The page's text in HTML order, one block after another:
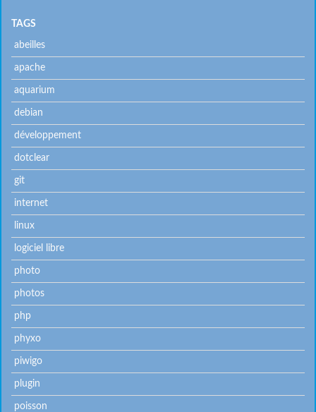
TAGS
abeilles
apache
aquarium
debian
développement
dotclear
git
internet
linux
logiciel libre
photo
photos
php
phyxo
piwigo
plugin
poisson